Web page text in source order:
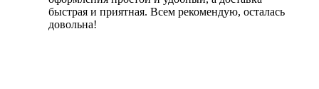
быстрая и приятная. Всем рекомендую, осталась
довольна!